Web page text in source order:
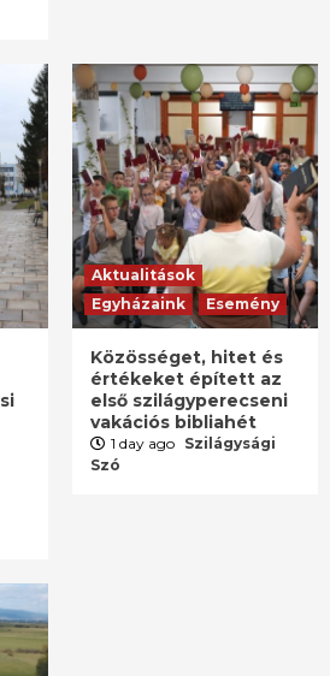
Aktualitások
Egyházaink
Esemény
Közösséget, hitet és
értékeket épített az
első szilágyperecseni
vakációs bibliahét
1 day ago Szilágysági
Szó